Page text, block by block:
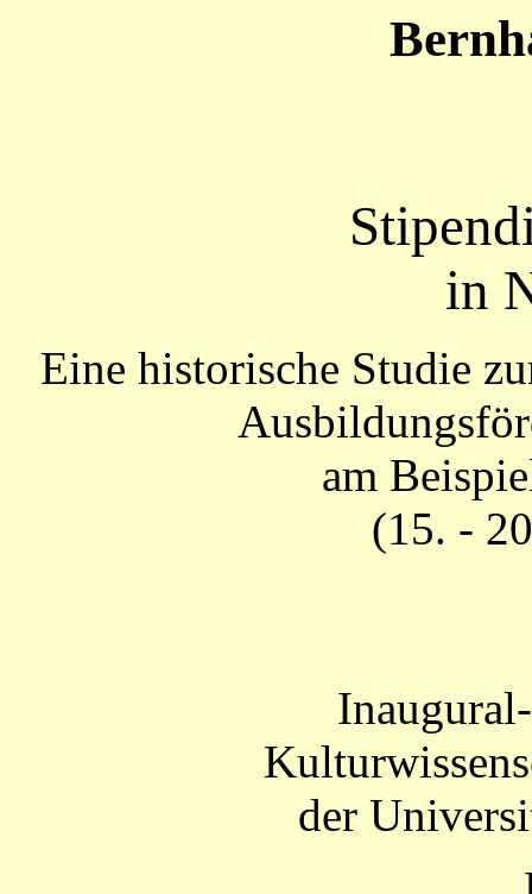
in
Eine historische Studie
am
(15. -
der